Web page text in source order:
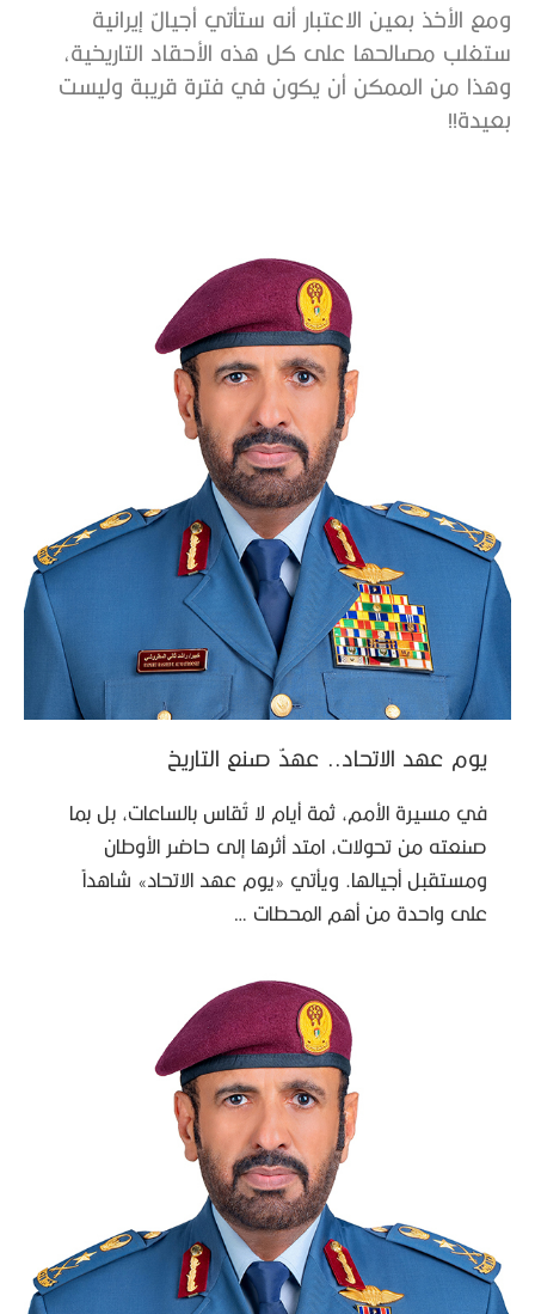
ومع الأخذ بعين الاعتبار أنه ستأتي أجيالٌ إيرانية
ستغلب مصالحها على كل هذه الأحقاد التاريخية،
وهذا من الممكن أن يكون في فترة قريبة وليست
بعيدة!!
يوم عهد الاتحاد.. عهدٌ صنع التاريخ
في مسيرة الأمم، ثمة أيام لا تُقاس بالساعات، بل بما
صنعته من تحولات، امتد أثرها إلى حاضر الأوطان
ومستقبل أجيالها. ويأتي «يوم عهد الاتحاد» شاهداً
على واحدة من أهم المحطات …